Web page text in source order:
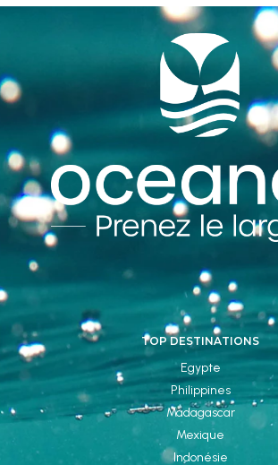
TOP DESTINATIONS
Egypte
Philippines
Madagascar
Mexique
Indonésie